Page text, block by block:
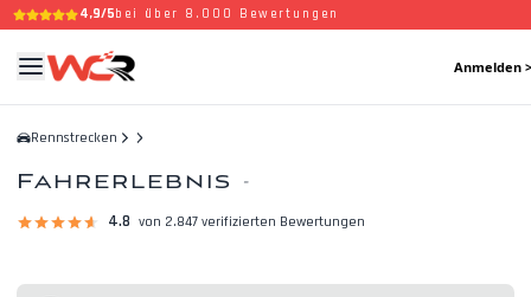
4,9/5bei über 8.000 Bewertungen
Anmelden >
Rennstrecken
Fahrerlebnis -
4.8 von 2.847 verifizierten Bewertungen